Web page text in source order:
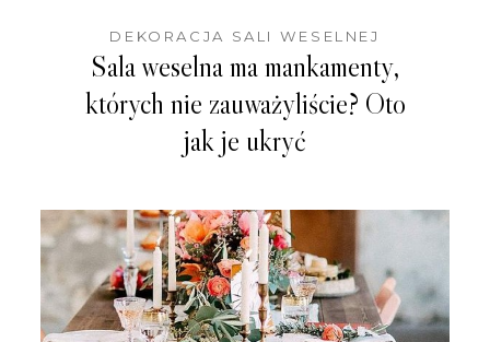
WEDDING IN POLAND
DEKORACJA SALI WESELNEJ
Sala weselna ma mankamenty,
których nie zauważyliście? Oto
jak je ukryć